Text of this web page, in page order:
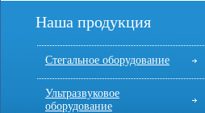
Наша продукция
Стегальное оборудование
Ультразвуковое
оборудование